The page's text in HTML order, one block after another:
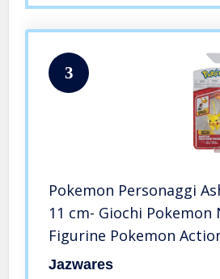
3
Pokemon Personaggi
11 cm- Giochi Pokemon
Figurine Pokemon
Licenza Ufficiale
Jazwares